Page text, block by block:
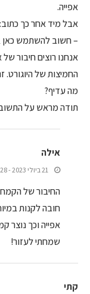
אפייה.
אבל מיד אחר כך כתוב:
– חשוב להשתמש כאן
אנחנו רוצים חיבור
החמיצות של היוגורט.
מה עדיף?
תודה מראש על
אילה
21 ביולי 2023 - 1:28
החיבור של הקמח
חובה לקנות
אפייה וכך נוצר
שמחתי לעזור!
קתי